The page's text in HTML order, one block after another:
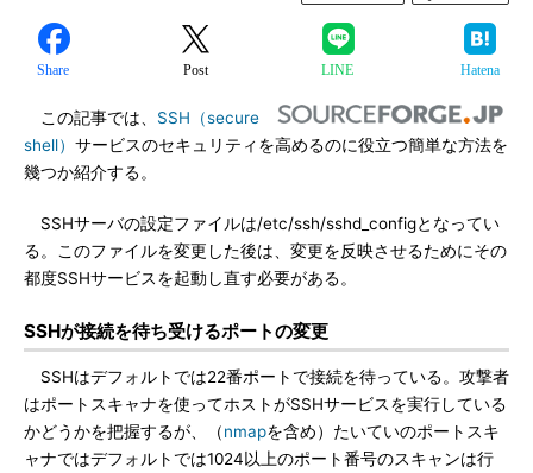
Share Post LINE Hatena
この記事では、 SSH（secure
shell） サービスのセキュリティを高めるのに役立つ簡単な方法を
幾つか紹介する。
SSHサーバの設定ファイルは/etc/ssh/sshd_configとなってい
る。このファイルを変更した後は、変更を反映させるためにその
都度SSHサービスを起動し直す必要がある。
SSHが接続を待ち受けるポートの変更
SSHはデフォルトでは22番ポートで接続を待っている。攻撃者
はポートスキャナを使ってホストがSSHサービスを実行している
かどうかを把握するが、（nmapを含め）たいていのポートスキ
ャナではデフォルトでは1024以上のポート番号のスキャンは行